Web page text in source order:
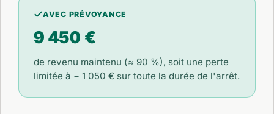
AVEC PRÉVOYANCE
9 450 €
de revenu maintenu (≈ 90 %), soit une perte
limitée à − 1 050 € sur toute la durée de l'arrêt.